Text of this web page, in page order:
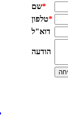
שם*
טלפון*
דוא"ל
הודעה